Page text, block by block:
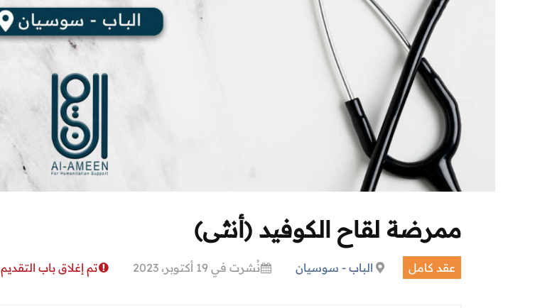
ممرضة لقاح الكوفيد (أنثى)
عقد كامل الباب - سوسيان نُشرت في 19 أكتوبر، 2023 تم إغلاق باب التقديم